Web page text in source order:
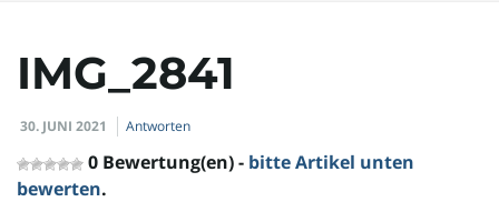
IMG_2841
30. JUNI 2021 Antworten
0 Bewertung(en) - bitte Artikel unten
bewerten.